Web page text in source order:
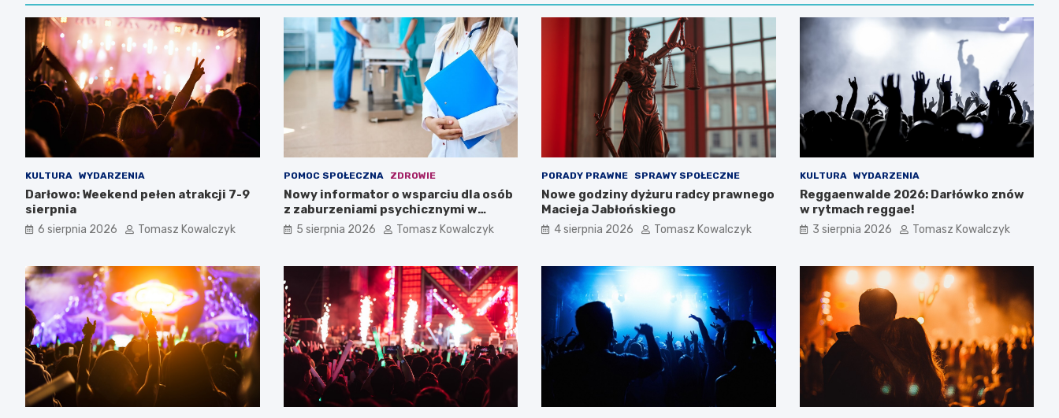
KULTURA WYDARZENIA
Darłowo: Weekend pełen atrakcji 7-9
sierpnia
6 sierpnia 2026 Tomasz Kowalczyk
POMOC SPOŁECZNA ZDROWIE
Nowy informator o wsparciu dla osób
z zaburzeniami psychicznymi w
Zachodniopomorskiem na 2026 rok
5 sierpnia 2026 Tomasz Kowalczyk
PORADY PRAWNE SPRAWY SPOŁECZNE
Nowe godziny dyżuru radcy prawnego
Macieja Jabłońskiego
4 sierpnia 2026 Tomasz Kowalczyk
KULTURA WYDARZENIA
Reggaenwalde 2026: Darłówko znów
w rytmach reggae!
3 sierpnia 2026 Tomasz Kowalczyk